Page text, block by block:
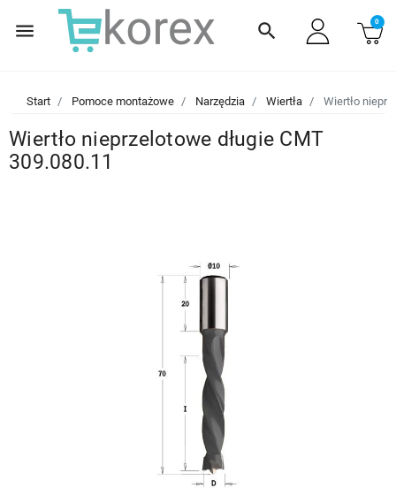
menu search 0
Start Pomoce montażowe Narzędzia Wiertła Wiertło
Wiertło nieprzelotowe długie CMT
309.080.11